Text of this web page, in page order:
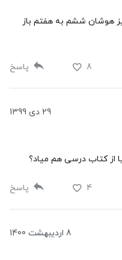
هوشان ششم به هفتم باز
8 پاسخ
29 دی 1399
از کتاب درسی هم میاد؟
4 پاسخ
8 اردیبهشت 1400